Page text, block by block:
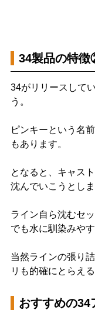
34製品の特
34がリリースして
う。
ピンキーという名
もあります。
となると、キャス
沈んでいこうとしま
ライン自ら沈むセ
でも水に馴染みや
当然ラインの張り
リも的確にとらえ
おすすめの34